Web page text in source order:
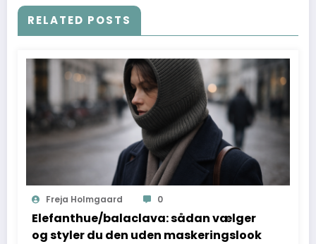
RELATED POSTS
Freja Holmgaard 0
Elefanthue/balaclava: sådan vælger
og styler du den uden maskeringslook